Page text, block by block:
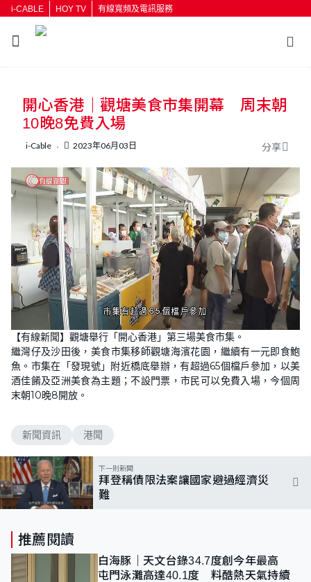
i-CABLE HOY TV 有線寬頻及電訊服務
按輸入鍵開始搜尋
開心香港｜觀塘美食市集開幕 周末朝
10晚8免費入場
i-Cable 2023年06月03日 分享
U
n
m
u
t
L
o
a
d
e
d
:
9
6
【有線新聞】觀塘舉行「開心香港」第三場美食市集。
繼灣仔及沙田後，美食市集移師觀塘海濱花園，繼續有一元即食鮑
魚。市集在「發現號」附近橋底舉辦，有超過65個檔戶參加，以美
酒佳餚及亞洲美食為主題；不設門票，市民可以免費入場，今個周
末朝10晚8開放。
新聞資訊 港聞
下一則新聞
拜登稱債限法案讓國家避過經濟災
難
推薦閱讀
白海豚｜天文台錄34.7度創今年最高
屯門泳灘高達40.1度 料酷熱天氣持續